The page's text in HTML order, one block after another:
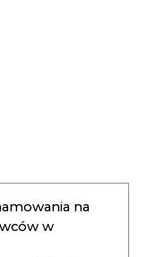
na
w